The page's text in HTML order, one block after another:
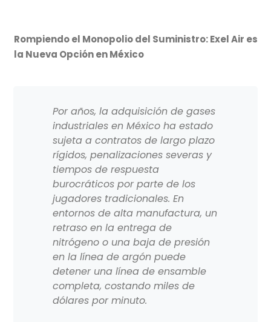
Rompiendo el Monopolio del Suministro: Exel Air es
la Nueva Opción en México
Por años, la adquisición de gases
industriales en México ha estado
sujeta a contratos de largo plazo
rígidos, penalizaciones severas y
tiempos de respuesta
burocráticos por parte de los
jugadores tradicionales. En
entornos de alta manufactura, un
retraso en la entrega de
nitrógeno o una baja de presión
en la línea de argón puede
detener una línea de ensamble
completa, costando miles de
dólares por minuto.